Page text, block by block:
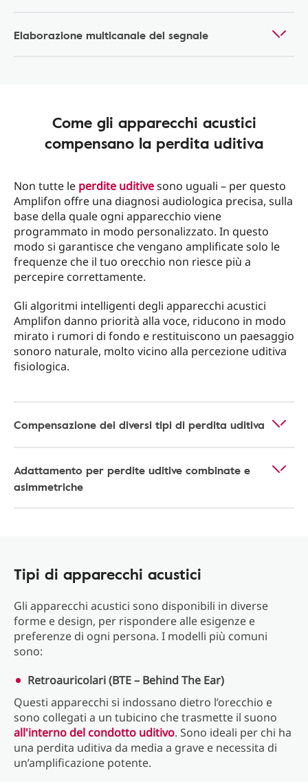
Elaborazione multicanale del segnale
Come gli apparecchi acustici
compensano la perdita uditiva
Non tutte le perdite uditivesono uguali – per questo
Amplifon offre una diagnosi audiologica precisa, sulla
base della quale ogni apparecchio viene
programmato in modo personalizzato. In questo
modo si garantisce che vengano amplificate solo le
frequenze che il tuo orecchio non riesce più a
percepire correttamente.
Gli algoritmi intelligenti degli apparecchi acustici
Amplifon danno priorità alla voce, riducono in modo
mirato i rumori di fondo e restituiscono un paesaggio
sonoro naturale, molto vicino alla percezione uditiva
fisiologica.
Compensazione dei diversi tipi di perdita uditiva
Adattamento per perdite uditive combinate e
asimmetriche
Tipi di apparecchi acustici
Gli apparecchi acustici sono disponibili in diverse
forme e design, per rispondere alle esigenze e
preferenze di ogni persona. I modelli più comuni
sono:
Retroauricolari (BTE – Behind The Ear)
Questi apparecchi si indossano dietro l’orecchio e
sono collegati a un tubicino che trasmette il suono
all'interno del condotto uditivo. Sono ideali per chi ha
una perdita uditiva da media a grave e necessita di
un’amplificazione potente.